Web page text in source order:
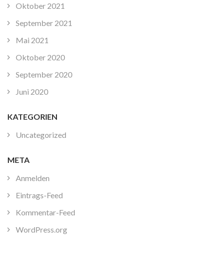
Oktober 2021
September 2021
Mai 2021
Oktober 2020
September 2020
Juni 2020
KATEGORIEN
Uncategorized
META
Anmelden
Eintrags-Feed
Kommentar-Feed
WordPress.org